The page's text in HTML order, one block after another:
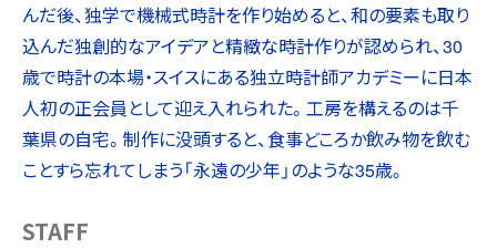
んだ後、独学で機械式時計を作り始めると、和の要素も取り
込んだ独創的なアイデアと精緻な時計作りが認められ、30
歳で時計の本場・スイスにある独立時計師アカデミーに日本
人初の正会員として迎え入れられた。工房を構えるのは千
葉県の自宅。制作に没頭すると、食事どころか飲み物を飲む
ことすら忘れてしまう「永遠の少年」のような35歳。
STAFF